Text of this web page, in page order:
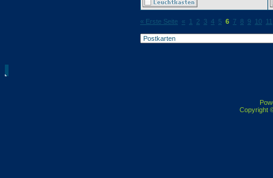
« Erste Seite « 1 2 3 4 5 6 7 8 9 10 11
Copyright